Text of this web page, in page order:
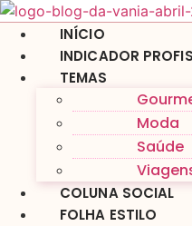
Ir
para
conteúdo
INÍCIO
INDICADOR
TEMAS
Moda
Saúde
COLUNA SOCIAL
FOLHA ESTILO